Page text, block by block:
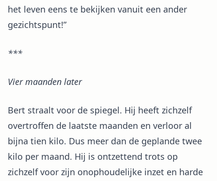
het leven eens te bekijken vanuit een ander
gezichtspunt!”
***
Vier maanden later
Bert straalt voor de spiegel. Hij heeft zichzelf
overtroffen de laatste maanden en verloor al
bijna tien kilo. Dus meer dan de geplande twee
kilo per maand. Hij is ontzettend trots op
zichzelf voor zijn onophoudelijke inzet en harde